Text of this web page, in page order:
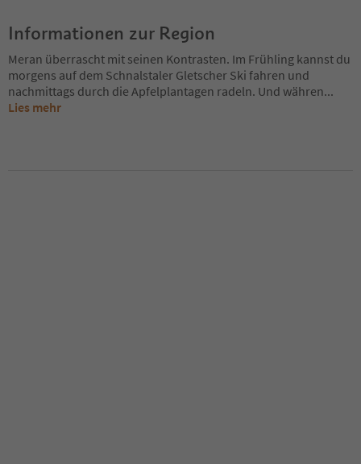
Informationen zur Region
Meran überrascht mit seinen Kontrasten. Im Frühling kannst du
morgens auf dem Schnalstaler Gletscher Ski fahren und
nachmittags durch die Apfelplantagen radeln. Und währen...
Lies mehr